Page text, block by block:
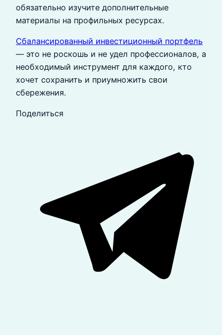
обязательно изучите дополнительные
материалы на профильных ресурсах.
Сбалансированный инвестиционный портфель
— это не роскошь и не удел профессионалов, а
необходимый инструмент для каждого, кто
хочет сохранить и приумножить свои
сбережения.
Поделиться